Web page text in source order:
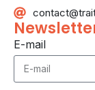
E-mail